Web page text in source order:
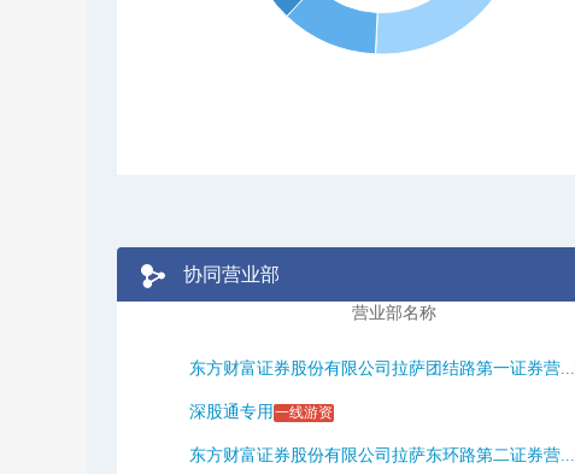
协同营业部
营业部名称
东方财富证券股份有限公司拉萨团结路第一证券营...
深股通专用 一线游资
东方财富证券股份有限公司拉萨东环路第二证券营...